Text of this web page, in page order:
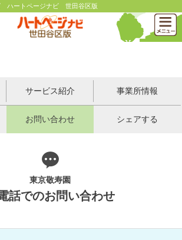
ハートページナビ 世田谷区版
サービス紹介 事業所情報
お問い合わせ シェアする
東京敬寿園
話でのお問い合わせ